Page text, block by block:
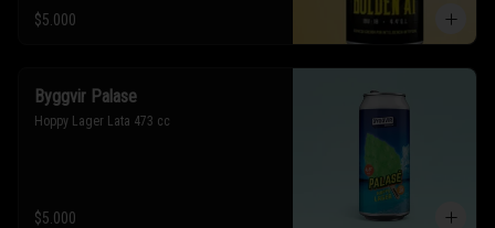
$5.000
Byggvir Palase
Hoppy Lager Lata 473 cc
$5.000